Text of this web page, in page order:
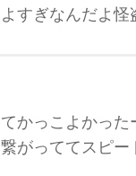
すぎなんだよ怪
かっこよかった
がっててスピー